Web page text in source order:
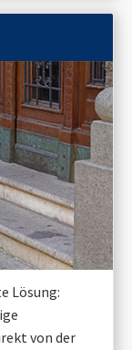
Lösung:
von der